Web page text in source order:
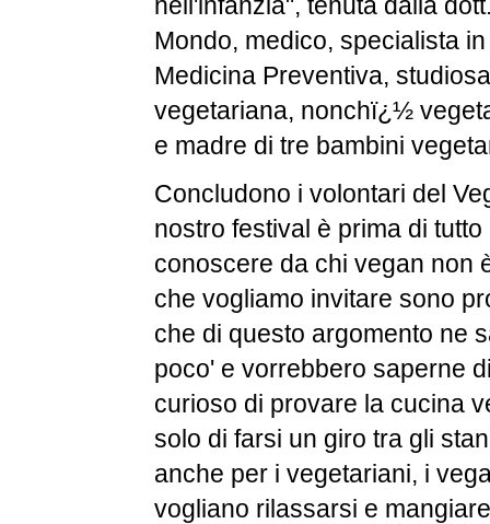
Mondo, medico, specialista
Medicina Preventiva,
vegetariana, nonchï¿½
e madre di tre bambini
Concludono i volontari del
nostro festival è prima di
conoscere da chi vegan non
che vogliamo invitare sono
che di questo argomento ne
poco' e vorrebbero saperne
curioso di provare la cucina
solo di farsi un giro tra gli
anche per i vegetariani, i
vogliano rilassarsi e